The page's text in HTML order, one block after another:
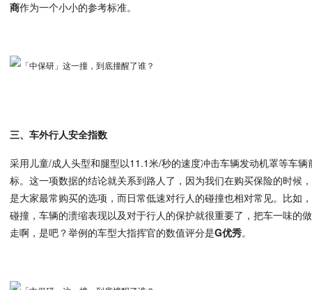
商作为一个小小的参考标准。
三、车外行人安全指数
采用儿童/成人头型和腿型以11.1米/秒的速度冲击车辆发动机罩等车
标。这一项数据的结论就关系到路人了，因为我们在购买保险的时候
是大家最常购买的选项，而日常低速对行人的碰撞也相对常见。比如
碰撞，车辆的溃缩表现以及对于行人的保护就很重要了，把车一味的
走啊，是吧？举例的车型大指挥官的数值评分是G优秀。